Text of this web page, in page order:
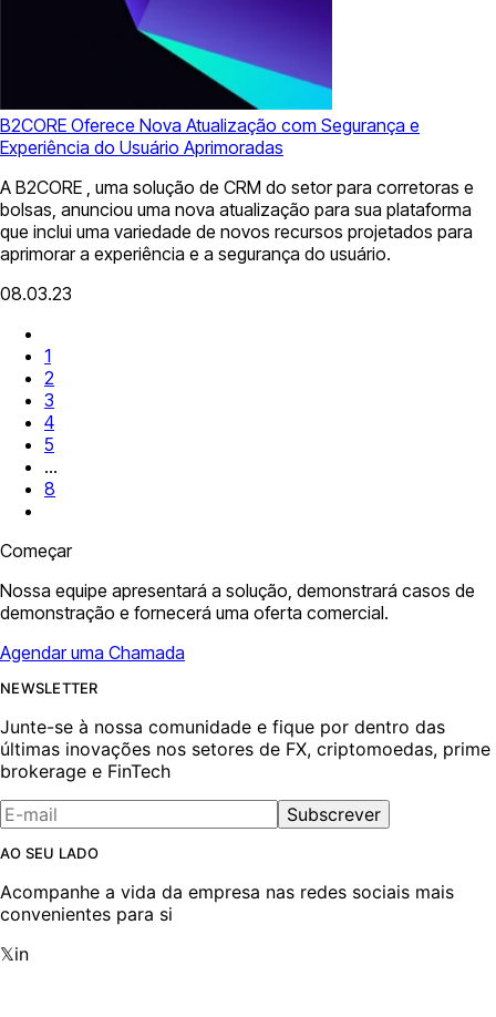
B2CORE Oferece Nova Atualização com Segurança e
Experiência do Usuário Aprimoradas
A B2CORE , uma solução de CRM do setor para corretoras e
bolsas, anunciou uma nova atualização para sua plataforma
que inclui uma variedade de novos recursos projetados para
aprimorar a experiência e a segurança do usuário.
08.03.23
1
2
3
4
5
...
8
Começar
Nossa equipe apresentará a solução, demonstrará casos de
demonstração e fornecerá uma oferta comercial.
Agendar uma Chamada
NEWSLETTER
Junte-se à nossa comunidade e fique por dentro das
últimas inovações nos setores de FX, criptomoedas, prime
brokerage e FinTech
Subscrever
AO SEU LADO
Acompanhe a vida da empresa nas redes sociais mais
convenientes para si
𝕏in